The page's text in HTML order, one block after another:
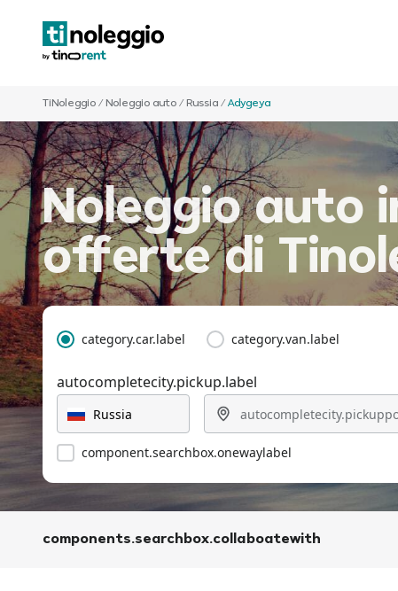
TiNoleggio / Noleggio auto / Russia /Adygeya
Noleggio auto
offerte di
category.car.label category.van.label
autocompletecity.pickup.label
component.searchbox.onewaylabel
components.searchbox.collaboatewith